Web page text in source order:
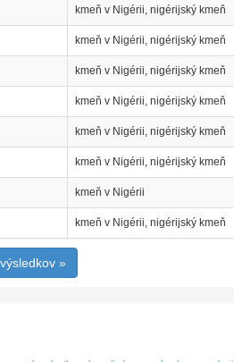
kmeň v Nigérii, nigérijský kmeň
kmeň v Nigérii, nigérijský kmeň
kmeň v Nigérii, nigérijský kmeň
kmeň v Nigérii, nigérijský kmeň
kmeň v Nigérii, nigérijský kmeň
kmeň v Nigérii, nigérijský kmeň
kmeň v Nigérii
kmeň v Nigérii, nigérijský kmeň
»